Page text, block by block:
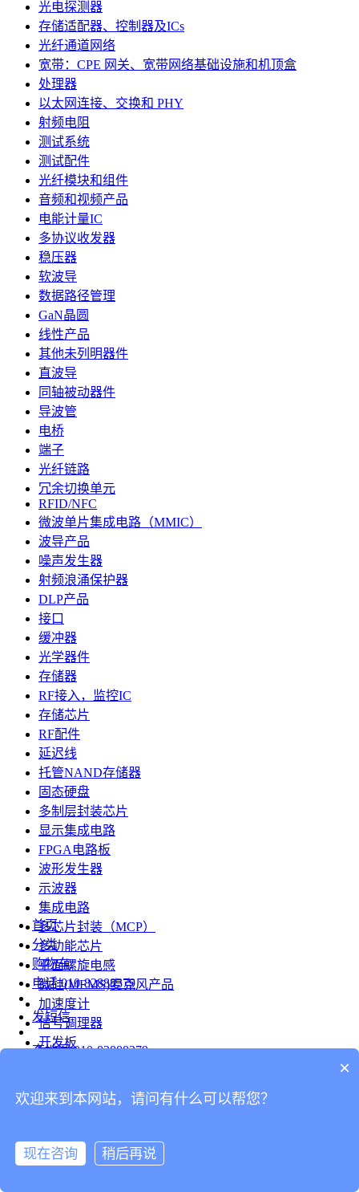
光电探测器
存储适配器、控制器及ICs
光纤通道网络
宽带：CPE 网关、宽带网络基础设施和机顶盒
处理器
以太网连接、交换和 PHY
射频电阻
测试系统
测试配件
光纤模块和组件
音频和视频产品
电能计量IC
多协议收发器
稳压器
软波导
数据路径管理
GaN晶圆
线性产品
其他未列明器件
直波导
同轴被动器件
导波管
电桥
端子
光纤链路
冗余切换单元
RFID/NFC
微波单片集成电路（MMIC）
波导产品
噪声发生器
射频浪涌保护器
DLP产品
接口
缓冲器
光学器件
存储器
RF接入，监控IC
存储芯片
RF配件
延迟线
托管NAND存储器
固态硬盘
多制层封装芯片
显示集成电路
FPGA电路板
波形发生器
示波器
集成电路
多芯片封装（MCP）
多功能芯片
平面螺旋电感
微硅(MEMS)麦克风产品
加速度计
信号调理器
开发板
台式仪表
连接器
首页
分类
购物车
电话 010-82888379
发短信
查地图 010-82888379
分享
×
欢迎来到本网站，请问有什么可以帮您？
现在咨询 稍后再说